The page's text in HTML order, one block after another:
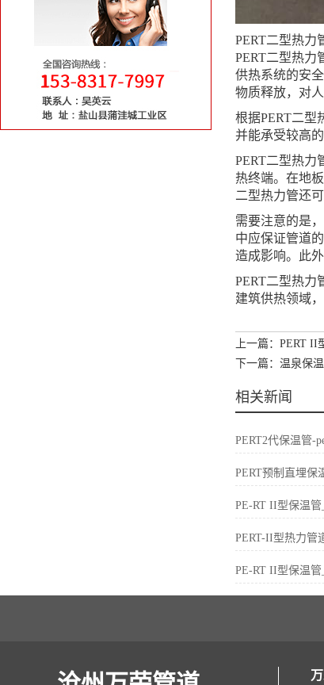
PERT二型热力
PERT二型热力
供热系统的安
物质释放，对
根据PERT二型
并能承受较高
PERT二型热力
热终端。在地
二型热力管还
需要注意的是
中应保证管道
造成影响。此
PERT二型热力
建筑供热领域
上一篇：PERT
下一篇：温泉保
相关新闻
PERT2代保温管-
PERT预制直埋保
PE-RT II型保温
PERT-II型热力管
PE-RT II型保温